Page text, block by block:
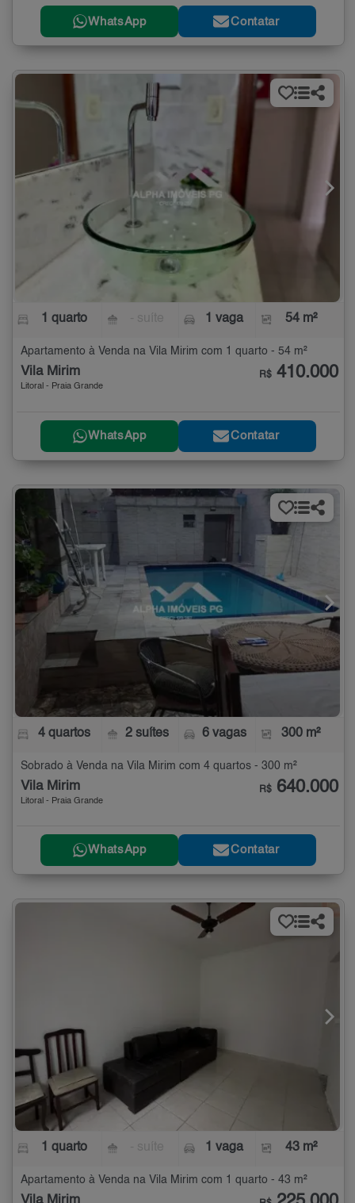
WhatsApp Contatar
1 quarto 1 vaga 54 m²
Apartamento à Venda na Vila Mirim com 1 quarto - 54 m²
Vila Mirim
Litoral - Praia Grande
R$ 410.000
WhatsApp Contatar
4 quartos 2 suítes 6 vagas 300 m²
Sobrado à Venda na Vila Mirim com 4 quartos - 300 m²
Vila Mirim
Litoral - Praia Grande
R$ 640.000
WhatsApp Contatar
1 quarto 1 vaga 43 m²
Apartamento à Venda na Vila Mirim com 1 quarto - 43 m²
Vila Mirim